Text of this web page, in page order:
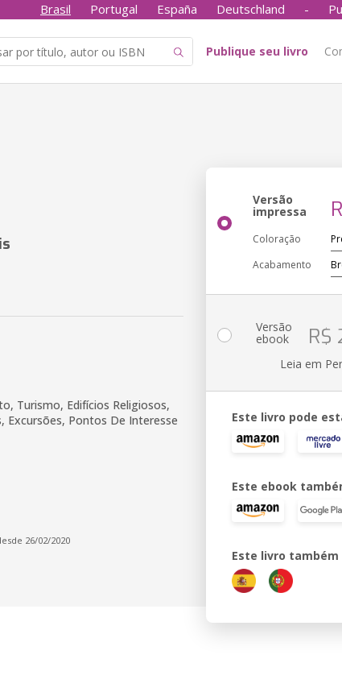
Brasil Portugal España Deutschland -
Publique seu livro
Turismo, Edifícios Religiosos,
Excursões, Pontos De Interesse
26/02/2020
Versão
impressa
Coloração
Acabamento
Versão
ebook R$
Leia em
Este livro pode
Este ebook
Este livro